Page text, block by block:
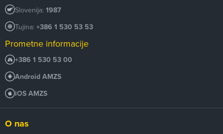
Slovenija: 1987
Tujina: +386 1 530 53 53
Prometne informacije
+386 1 530 53 00
Android AMZS
iOS AMZS
O nas